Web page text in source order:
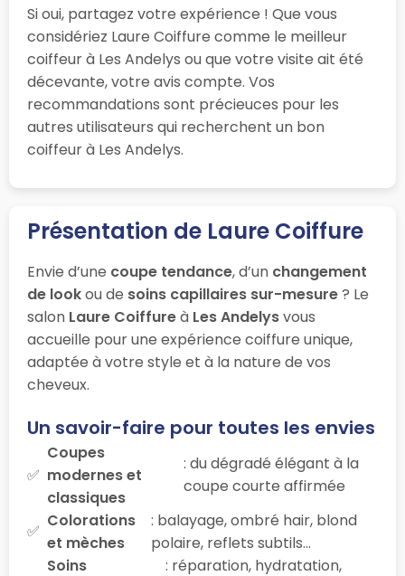
Si oui, partagez votre expérience ! Que vous
considériez Laure Coiffure comme le meilleur
coiffeur à Les Andelys ou que votre visite ait été
décevante, votre avis compte. Vos
recommandations sont précieuces pour les
autres utilisateurs qui recherchent un bon
coiffeur à Les Andelys.
Présentation de Laure Coiffure
Envie d’une coupe tendance, d’un changement
de lookou de soins capillaires sur-mesure? Le
salon Laure Coiffureà Les Andelysvous
accueille pour une expérience coiffure unique,
adaptée à votre style et à la nature de vos
cheveux.
Un savoir-faire pour toutes les envies
Coupes
modernes et
classiques
: du dégradé élégant à la
coupe courte affirmée
Colorations
et mèches
: balayage, ombré hair, blond
polaire, reflets subtils…
Soins
: réparation, hydratation,